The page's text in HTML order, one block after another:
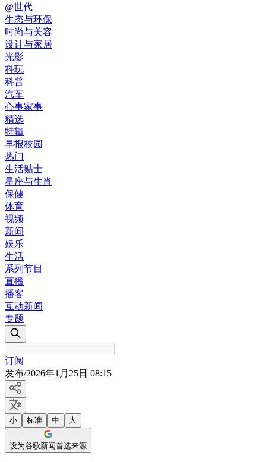
@世代
生态与环保
时尚与美容
设计与家居
光影
科玩
科普
汽车
心事家事
精选
特辑
早报校园
热门
生活贴士
星座与生肖
保健
体育
视频
新闻
娱乐
生活
系列节目
直播
播客
互动新闻
专题
订阅
发布/2026年1月25日 08:15
小 标准 中 大
设为谷歌新闻首选来源